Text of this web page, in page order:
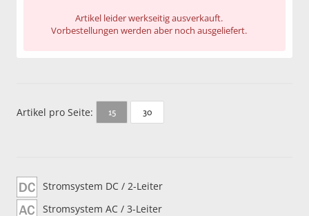
Artikel leider werkseitig ausverkauft.
Vorbestellungen werden aber noch ausgeliefert.
Artikel pro Seite: 15 30
Stromsystem DC / 2-Leiter
Stromsystem AC / 3-Leiter